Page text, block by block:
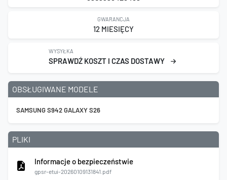
GWARANCJA
12 MIESIĘCY
WYSYŁKA
SPRAWDŹ KOSZT I CZAS DOSTAWY
OBSŁUGIWANE MODELE
SAMSUNG S942 GALAXY S26
PLIKI
Informacje o bezpieczeństwie
gpsr-etui-20260109131841.pdf